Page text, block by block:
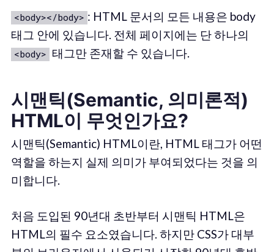
<body></body> : HTML 문서의 모든 내용은 body
태그 안에 있습니다. 전체 페이지에는 단 하나의
<body> 태그만 존재할 수 있습니다.
시맨틱(Semantic, 의미론적)
HTML이 무엇인가요?
시맨틱(Semantic) HTML이란, HTML 태그가 어떤
역할을 하는지 실제 의미가 부여되었다는 것을 의
미합니다.
처음 도입된 90년대 초반부터 시맨틱 HTML은
HTML의 필수 요소였습니다. 하지만 CSS가 대부